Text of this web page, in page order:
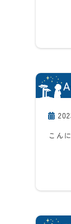
こん